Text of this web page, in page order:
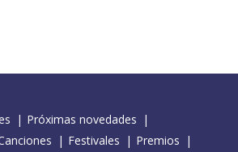
Próximas novedades
Festivales
Premios